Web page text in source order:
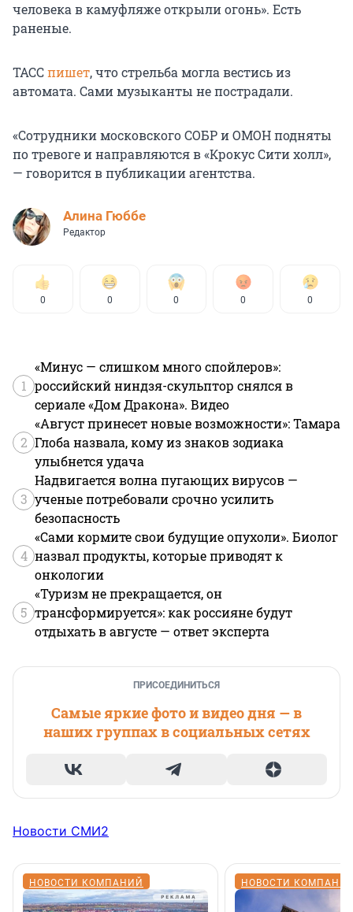
человека в камуфляже открыли огонь». Есть
раненые.
ТАССпишет, что стрельба могла вестись из
автомата. Сами музыканты не пострадали.
«Сотрудники московского СОБР и ОМОН подняты
по тревоге и направляются в «Крокус Сити холл»,
— говорится в публикации агентства.
Алина Гюббе
Редактор
0 0 0 0 0
1
«Минус — слишком много спойлеров»:
российский ниндзя-скульптор снялся в
сериале «Дом Дракона». Видео
2
«Август принесет новые возможности»: Тамара
Глоба назвала, кому из знаков зодиака
улыбнется удача
3
Надвигается волна пугающих вирусов —
ученые потребовали срочно усилить
безопасность
4
«Сами кормите свои будущие опухоли». Биолог
назвал продукты, которые приводят к
онкологии
5
«Туризм не прекращается, он
трансформируется»: как россияне будут
отдыхать в августе — ответ эксперта
ПРИСОЕДИНИТЬСЯ
Самые яркие фото и видео дня — в
наших группах в социальных сетях
Новости СМИ2
НОВОСТИ КОМПАНИЙ НОВОСТИ